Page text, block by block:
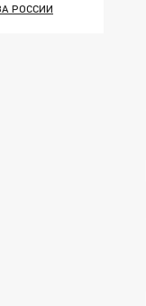
РОССИИ